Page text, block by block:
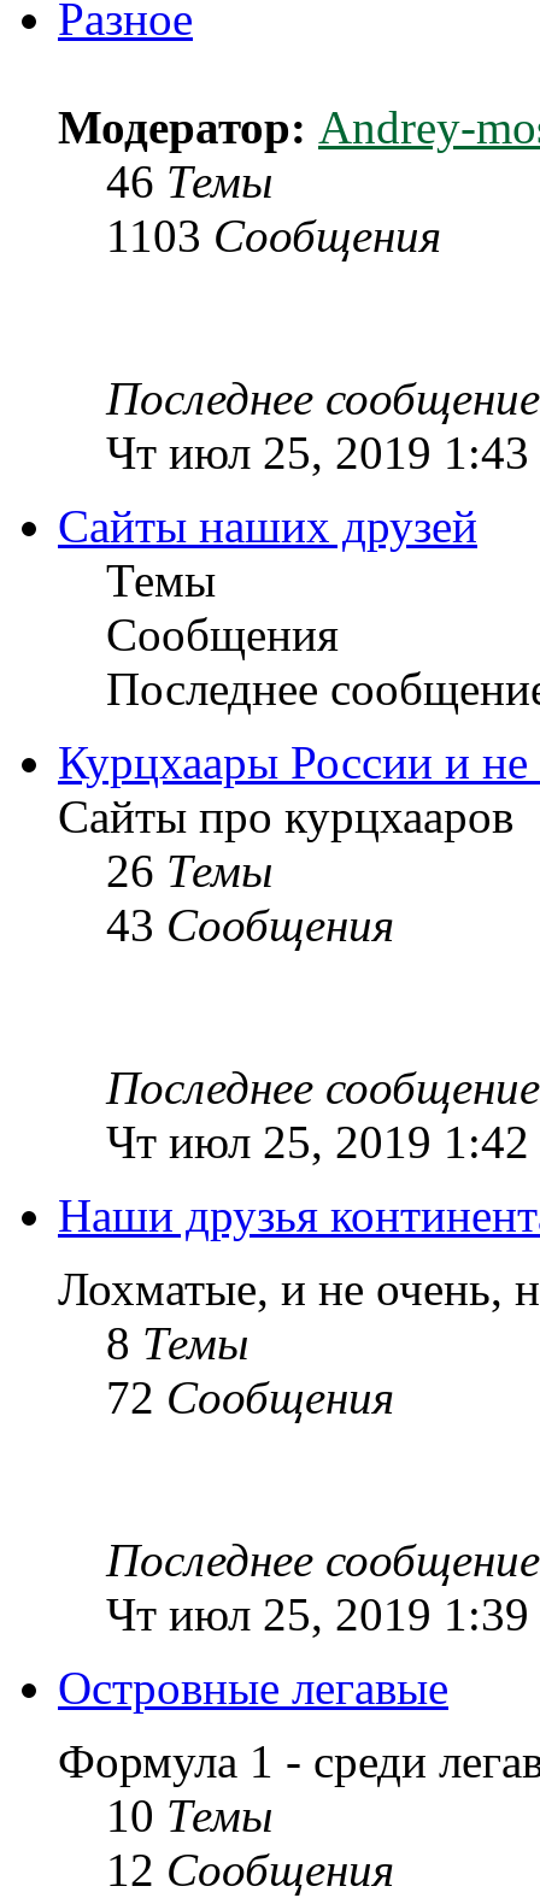
Разное
Модератор: Andrey-
46 Темы
1103 Сообщения
Последнее сообщение
Чт июл 25, 2019 1:43
Сайты наших друзей
Темы
Сообщения
Последнее
Курцхаары России и не
Сайты про курцхааров
26 Темы
43 Сообщения
Последнее сообщение
Чт июл 25, 2019 1:42
Наши друзья
Лохматые, и не очень,
8 Темы
72 Сообщения
Последнее сообщение
Чт июл 25, 2019 1:39
Островные легавые
Формула 1 - среди
10 Темы
12 Сообщения